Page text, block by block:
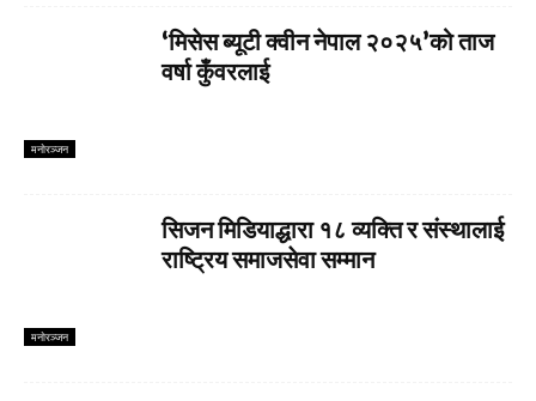
मनाेरञ्जन
‘मिसेस ब्यूटी क्वीन नेपाल २०२५’को ताज
वर्षा कुँवरलाई
मनाेरञ्जन
सिजन मिडियाद्धारा १८ व्यक्ति र संस्थालाई
राष्ट्रिय समाजसेवा सम्मान